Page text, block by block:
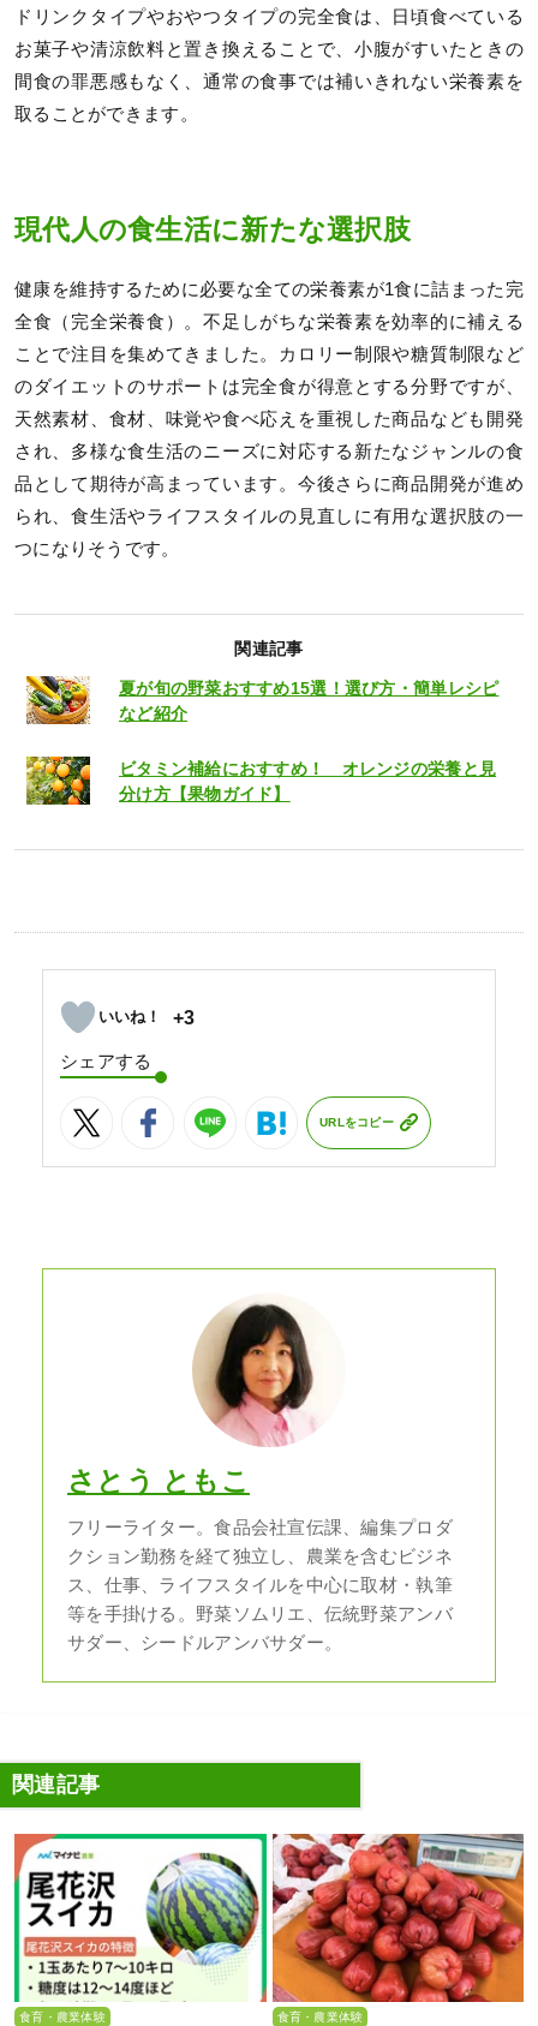
ドリンクタイプやおやつタイプの完全食は、日頃食べている
お菓子や清涼飲料と置き換えることで、小腹がすいたときの
間食の罪悪感もなく、通常の食事では補いきれない栄養素を
取ることができます。
現代人の食生活に新たな選択肢
健康を維持するために必要な全ての栄養素が1食に詰まった完
全食（完全栄養食）。不足しがちな栄養素を効率的に補える
ことで注目を集めてきました。カロリー制限や糖質制限など
のダイエットのサポートは完全食が得意とする分野ですが、
天然素材、食材、味覚や食べ応えを重視した商品なども開発
され、多様な食生活のニーズに対応する新たなジャンルの食
品として期待が高まっています。今後さらに商品開発が進め
られ、食生活やライフスタイルの見直しに有用な選択肢の一
つになりそうです。
関連記事
夏が旬の野菜おすすめ15選！選び方・簡単レシピ
など紹介
ビタミン補給におすすめ！ オレンジの栄養と見
分け方【果物ガイド】
+3
シェアする
URLをコピー
さとう ともこ
フリーライター。食品会社宣伝課、編集プロダ
クション勤務を経て独立し、農業を含むビジネ
ス、仕事、ライフスタイルを中心に取材・執筆
等を手掛ける。野菜ソムリエ、伝統野菜アンバ
サダー、シードルアンバサダー。
関連記事
食育・農業体験 食育・農業体験